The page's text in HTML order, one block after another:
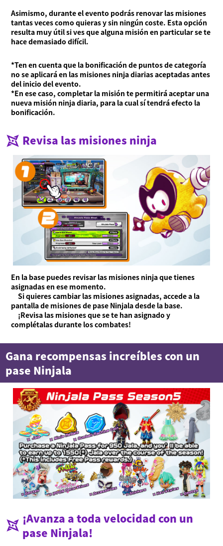
Asimismo, durante el evento podrás renovar las misiones
tantas veces como quieras y sin ningún coste. Esta opción
resulta muy útil si ves que alguna misión en particular se te
hace demasiado difícil.
*Ten en cuenta que la bonificación de puntos de categoría
no se aplicará en las misiones ninja diarias aceptadas antes
del inicio del evento.
*En ese caso, completar la misión te permitirá aceptar una
nueva misión ninja diaria, para la cual sí tendrá efecto la
bonificación.
Revisa las misiones ninja
En la base puedes revisar las misiones ninja que tienes
asignadas en ese momento.
Si quieres cambiar las misiones asignadas, accede a la
pantalla de misiones de pase Ninjala desde la base.
¡Revisa las misiones que se te han asignado y
complétalas durante los combates!
Gana recompensas increíbles con un
pase Ninjala
¡Avanza a toda velocidad con un
pase Ninjala!